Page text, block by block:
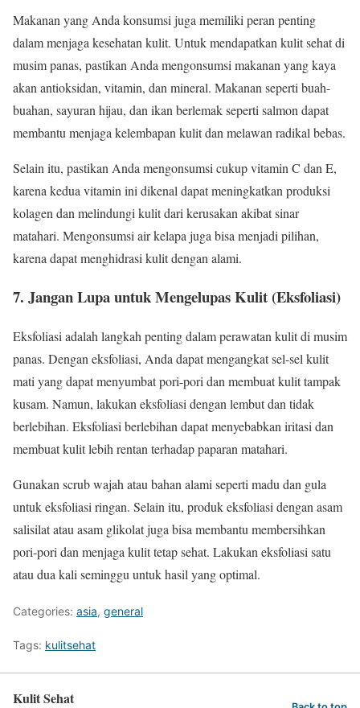
Makanan yang Anda konsumsi juga memiliki peran penting
dalam menjaga kesehatan kulit. Untuk mendapatkan kulit sehat di
musim panas, pastikan Anda mengonsumsi makanan yang kaya
akan antioksidan, vitamin, dan mineral. Makanan seperti buah-
buahan, sayuran hijau, dan ikan berlemak seperti salmon dapat
membantu menjaga kelembapan kulit dan melawan radikal bebas.
Selain itu, pastikan Anda mengonsumsi cukup vitamin C dan E,
karena kedua vitamin ini dikenal dapat meningkatkan produksi
kolagen dan melindungi kulit dari kerusakan akibat sinar
matahari. Mengonsumsi air kelapa juga bisa menjadi pilihan,
karena dapat menghidrasi kulit dengan alami.
7. Jangan Lupa untuk Mengelupas Kulit (Eksfoliasi)
Eksfoliasi adalah langkah penting dalam perawatan kulit di musim
panas. Dengan eksfoliasi, Anda dapat mengangkat sel-sel kulit
mati yang dapat menyumbat pori-pori dan membuat kulit tampak
kusam. Namun, lakukan eksfoliasi dengan lembut dan tidak
berlebihan. Eksfoliasi berlebihan dapat menyebabkan iritasi dan
membuat kulit lebih rentan terhadap paparan matahari.
Gunakan scrub wajah atau bahan alami seperti madu dan gula
untuk eksfoliasi ringan. Selain itu, produk eksfoliasi dengan asam
salisilat atau asam glikolat juga bisa membantu membersihkan
pori-pori dan menjaga kulit tetap sehat. Lakukan eksfoliasi satu
atau dua kali seminggu untuk hasil yang optimal.
Categories: asia, general
Tags: kulitsehat
Kulit Sehat